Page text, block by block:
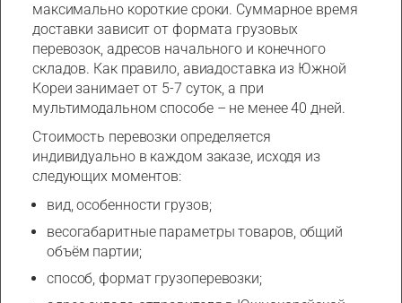
максимально короткие сроки. Суммарное время
доставки зависит от формата грузовых
перевозок, адресов начального и конечного
складов. Как правило, авиадоставка из Южной
Кореи занимает от 5-7 суток, а при
мультимодальном способе – не менее 40 дней.
Стоимость перевозки определяется
индивидуально в каждом заказе, исходя из
следующих моментов:
вид, особенности грузов;
весогабаритные параметры товаров, общий
объём партии;
способ, формат грузоперевозки;